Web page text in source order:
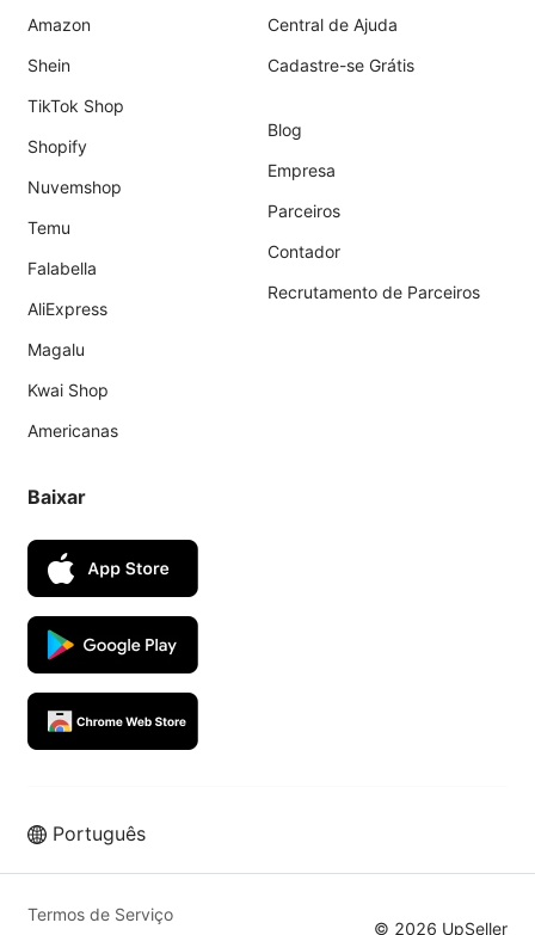
Amazon
Shein
TikTok Shop
Shopify
Nuvemshop
Temu
Falabella
AliExpress
Magalu
Kwai Shop
Americanas
Central de Ajuda
Cadastre-se Grátis
Blog
Empresa
Parceiros
Contador
Recrutamento de Parceiros
Baixar
Português
Termos de Serviço
© 2026 UpSeller